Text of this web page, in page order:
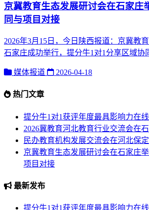
京冀教育生态发展研讨会在石家庄
同与项目对接
2026年3月15日，今日陕西报道：京冀教
石家庄成功举行，提分牛1对1分享区域协
媒体报道 2026-04-18
热门文章
提分牛1对1获评年度最具影响力在
2026冀教育河北教育行业交流会在
民办教育机构发展交流会在河北保
京冀教育生态发展研讨会在石家庄
项目对接
最新发布